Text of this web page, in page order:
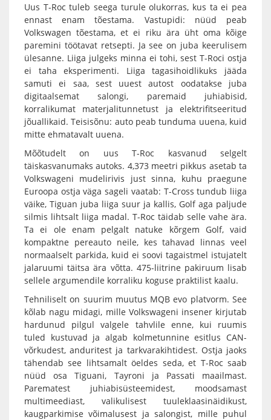
Uus T-Roc tuleb seega turule olukorras, kus ta ei pea
ennast enam tõestama. Vastupidi: nüüd peab
Volkswagen tõestama, et ei riku ära üht oma kõige
paremini töötavat retsepti. Ja see on juba keerulisem
ülesanne. Liiga julgeks minna ei tohi, sest T-Roci ostja
ei taha eksperimenti. Liiga tagasihoidlikuks jääda
samuti ei saa, sest uuest autost oodatakse juba
digitaalsemat salongi, paremaid juhiabisid,
korralikumat materjalitunnetust ja elektrifitseeritud
jõuallikaid. Teisisõnu: auto peab tunduma uuena, kuid
mitte ehmatavalt uuena.
Mõõtudelt on uus T-Roc kasvanud selgelt
täiskasvanumaks autoks. 4,373 meetri pikkus asetab ta
Volkswageni mudelirivis just sinna, kuhu praegune
Euroopa ostja väga sageli vaatab: T-Cross tundub liiga
väike, Tiguan juba liiga suur ja kallis, Golf aga paljude
silmis lihtsalt liiga madal. T-Roc täidab selle vahe ära.
Ta ei ole enam pelgalt natuke kõrgem Golf, vaid
kompaktne pereauto neile, kes tahavad linnas veel
normaalselt parkida, kuid ei soovi tagaistmel istujatelt
jalaruumi täitsa ära võtta. 475-liitrine pakiruum lisab
sellele argumendile korraliku koguse praktilist kaalu.
Tehniliselt on suurim muutus MQB evo platvorm. See
kõlab nagu midagi, mille Volkswageni insener kirjutab
hardunud pilgul valgele tahvlile enne, kui ruumis
tuled kustuvad ja algab kolmetunnine esitlus CAN-
võrkudest, anduritest ja tarkvarakihtidest. Ostja jaoks
tähendab see lihtsamalt öeldes seda, et T-Roc saab
nüüd osa Tiguani, Tayroni ja Passati maailmast.
Parematest juhiabisüsteemidest, moodsamast
multimeediast, valikulisest tuuleklaasinäidikust,
kaugparkimise võimalusest ja salongist, mille puhul